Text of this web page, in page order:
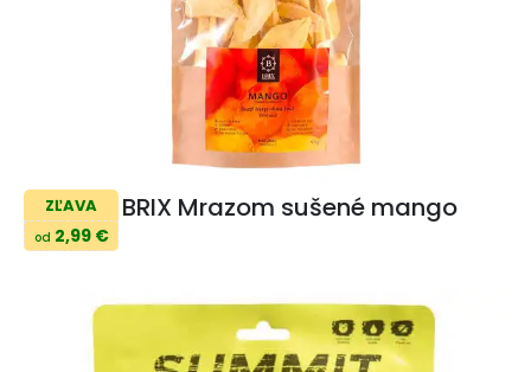
ZĽAVA
od 2,99 €
BRIX Mrazom sušené mango